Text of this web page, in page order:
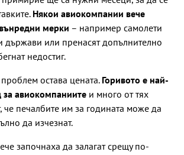
Някои авиокомпании вече
мерки – например самолети
държави или пренасят допълнително
недостиг.
остава цената. Горивото е най-
за авиокомпаниите и много от тях
че печалбите им за годината може да
да изчезнат.
започнаха да залагат срещу по-